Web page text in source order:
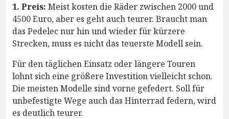
1. Preis: Meist kosten die Räder zwischen 2000 und
4500 Euro, aber es geht auch teurer. Braucht man
das Pedelec nur hin und wieder für kürzere
Strecken, muss es nicht das teuerste Modell sein.
Für den täglichen Einsatz oder längere Touren
lohnt sich eine größere Investition vielleicht schon.
Die meisten Modelle sind vorne gefedert. Soll für
unbefestigte Wege auch das Hinterrad federn, wird
es deutlich teurer.